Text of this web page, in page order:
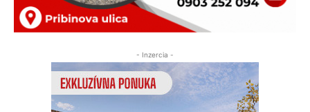
- Inzercia -